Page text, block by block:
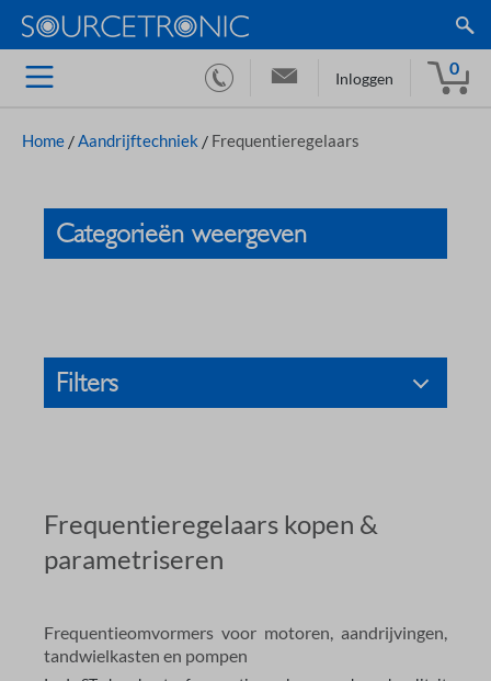
Inloggen
0
Home /Aandrijftechniek / Frequentieregelaars
Categorieën weergeven
Filters
Frequentieregelaars kopen &
parametriseren
Frequentieomvormers voor motoren, aandrijvingen,
tandwielkasten en pompen